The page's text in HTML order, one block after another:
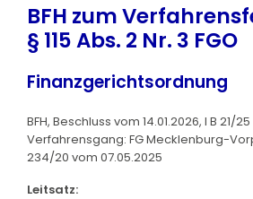
BFH zum
§ 115 Abs. 2 Nr. 3 FGO
Finanzgerichtsordnung
BFH, Beschluss vom 14.01.2026, I B 21/25
Verfahrensgang: FG Mecklenburg-
234/20 vom 07.05.2025
Leitsatz: